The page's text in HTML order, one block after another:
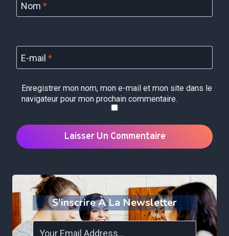
Nom *
E-mail *
Enregistrer mon nom, mon e-mail et mon site dans le
navigateur pour mon prochain commentaire.
S'inscrire À La Newsletter